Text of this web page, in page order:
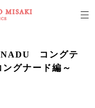
コングテ
グナード編～